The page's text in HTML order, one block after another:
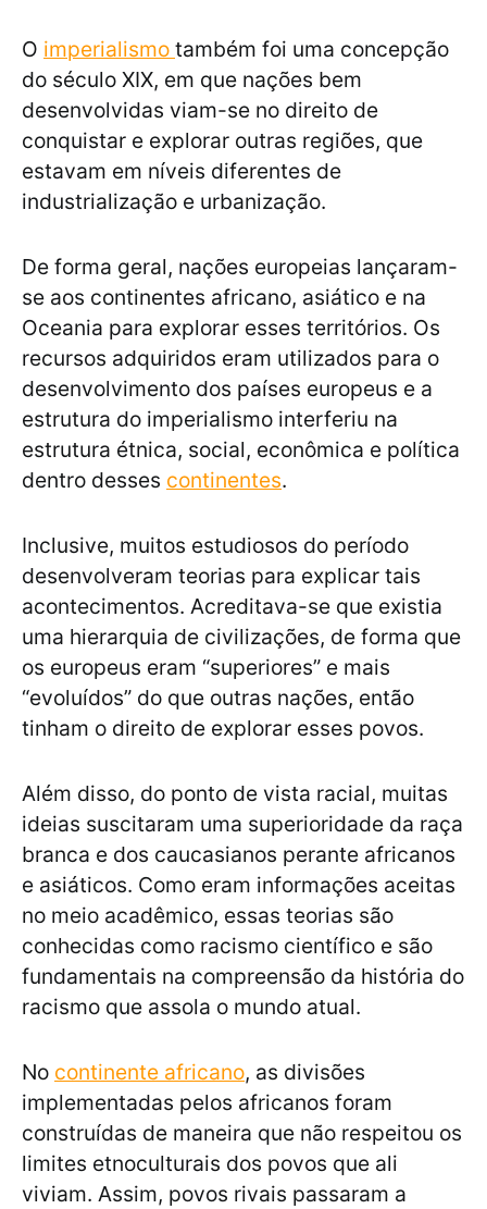
O imperialismo também foi uma concepção
do século XIX, em que nações bem
desenvolvidas viam-se no direito de
conquistar e explorar outras regiões, que
estavam em níveis diferentes de
industrialização e urbanização.
De forma geral, nações europeias lançaram-
se aos continentes africano, asiático e na
Oceania para explorar esses territórios. Os
recursos adquiridos eram utilizados para o
desenvolvimento dos países europeus e a
estrutura do imperialismo interferiu na
estrutura étnica, social, econômica e política
dentro desses continentes.
Inclusive, muitos estudiosos do período
desenvolveram teorias para explicar tais
acontecimentos. Acreditava-se que existia
uma hierarquia de civilizações, de forma que
os europeus eram “superiores” e mais
“evoluídos” do que outras nações, então
tinham o direito de explorar esses povos.
Além disso, do ponto de vista racial, muitas
ideias suscitaram uma superioridade da raça
branca e dos caucasianos perante africanos
e asiáticos. Como eram informações aceitas
no meio acadêmico, essas teorias são
conhecidas como racismo científico e são
fundamentais na compreensão da história do
racismo que assola o mundo atual.
No continente africano, as divisões
implementadas pelos africanos foram
construídas de maneira que não respeitou os
limites etnoculturais dos povos que ali
viviam. Assim, povos rivais passaram a